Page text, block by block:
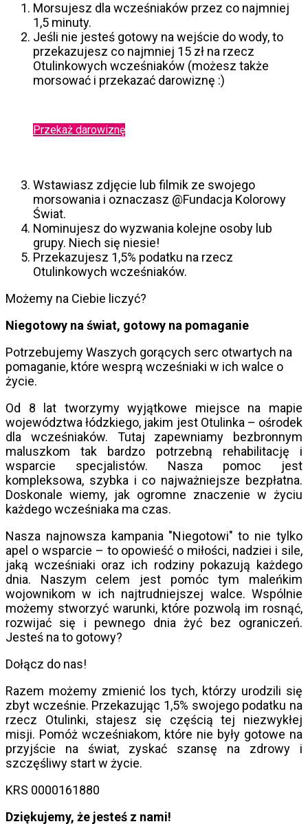
Morsujesz dla wcześniaków przez co najmniej
1,5 minuty.
Jeśli nie jesteś gotowy na wejście do wody, to
przekazujesz co najmniej 15 zł na rzecz
Otulinkowych wcześniaków (możesz także
morsować i przekazać darowiznę :)
Przekaż darowiznę
Wstawiasz zdjęcie lub filmik ze swojego
morsowania i oznaczasz @Fundacja Kolorowy
Świat.
Nominujesz do wyzwania kolejne osoby lub
grupy. Niech się niesie!
Przekazujesz 1,5% podatku na rzecz
Otulinkowych wcześniaków.
Możemy na Ciebie liczyć?
Niegotowy na świat, gotowy na pomaganie
Potrzebujemy Waszych gorących serc otwartych na
pomaganie, które wesprą wcześniaki w ich walce o
życie.
Od 8 lat tworzymy wyjątkowe miejsce na mapie
województwa łódzkiego, jakim jest Otulinka – ośrodek
dla wcześniaków. Tutaj zapewniamy bezbronnym
maluszkom tak bardzo potrzebną rehabilitację i
wsparcie specjalistów. Nasza pomoc jest
kompleksowa, szybka i co najważniejsze bezpłatna.
Doskonale wiemy, jak ogromne znaczenie w życiu
każdego wcześniaka ma czas.
Nasza najnowsza kampania "Niegotowi" to nie tylko
apel o wsparcie – to opowieść o miłości, nadziei i sile,
jaką wcześniaki oraz ich rodziny pokazują każdego
dnia. Naszym celem jest pomóc tym maleńkim
wojownikom w ich najtrudniejszej walce. Wspólnie
możemy stworzyć warunki, które pozwolą im rosnąć,
rozwijać się i pewnego dnia żyć bez ograniczeń.
Jesteś na to gotowy?
Dołącz do nas!
Razem możemy zmienić los tych, którzy urodzili się
zbyt wcześnie. Przekazując 1,5% swojego podatku na
rzecz Otulinki, stajesz się częścią tej niezwykłej
misji. Pomóż wcześniakom, które nie były gotowe na
przyjście na świat, zyskać szansę na zdrowy i
szczęśliwy start w życie.
KRS 0000161880
Dziękujemy, że jesteś z nami!